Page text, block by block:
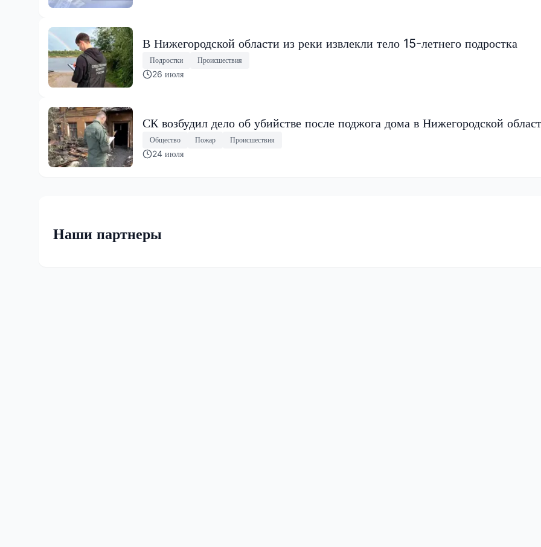
В Нижегородской области из реки извлекли тело 15-летнего подростка
Подростки Происшествия
26 июля
СК возбудил дело об убийстве после поджога дома в Нижегородской
Общество Пожар Происшествия
24 июля
Наши партнеры